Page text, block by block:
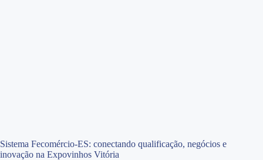
Sistema Fecomércio-ES: conectando qualificação, negócios e
inovação na Expovinhos Vitória